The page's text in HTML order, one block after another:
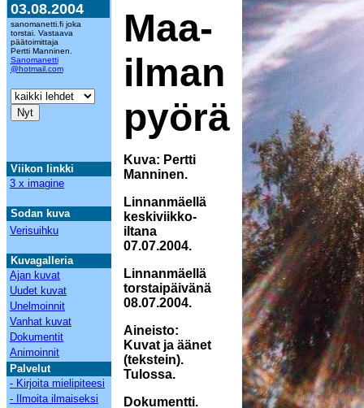
03.08.2004
sanomanetti.fi joka
torstai. Vastaava
päätoimittaja
Pertti Manninen.
Sanomanetti
@hotmail.com
Viikon linkki
3 x imagine
Sodan kuva
Verisuihku
Kuvagalleria
Ajan kuvat
Uudet kuvat
Unelmoinnit
Vanhat kuvat
Dokumentit
Animoinnit
Palvelut
- Kirjoita mielipiteesi
- Ilmoita ilmaiseksi
Maa-
ilman
pyörä
Kuva: Pertti
Manninen.
Linnanmäellä
keskiviikko-
iltana
07.07.2004.
Linnanmäellä
torstaipäivänä
08.07.2004.
Aineisto:
Kuvat ja äänet
(tekstein).
Tulossa.
Dokumentti.